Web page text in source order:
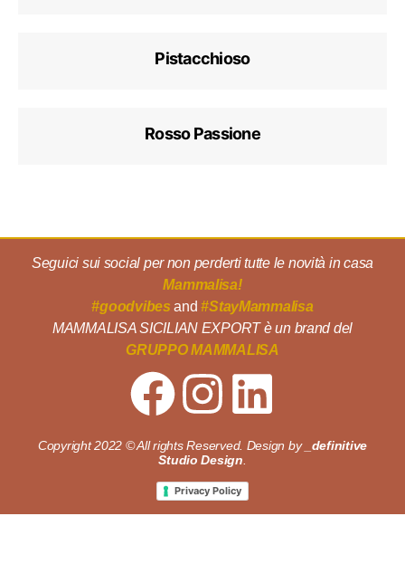
Pistacchioso
Rosso Passione
Seguici sui social per non perderti tutte le novità in casa
Mammalisa!
#goodvibes and#StayMammalisa
MAMMALISA SICILIAN EXPORT è un brand del
GRUPPO MAMMALISA
Copyright 2022 © All rights Reserved. Design by
_definitive
Studio Design
Privacy Policy